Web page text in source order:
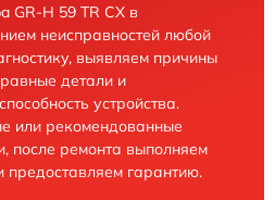
GR-H 59 TR CX в
неисправностей любой
выявляем причины
детали и
устройства.
или рекомендованные
после ремонта выполняем
гарантию.